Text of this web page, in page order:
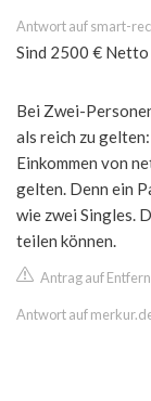
Antwort auf smart-
Sind 2500 € Netto
Bei Zwei-
als reich zu
Einkommen von
gelten. Denn ein
wie zwei Singles.
teilen können.
Antrag auf
Antwort auf